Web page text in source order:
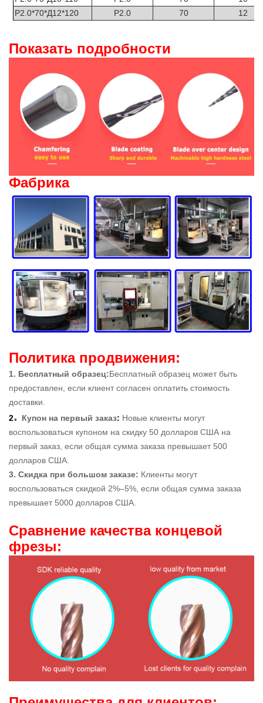
Р2.0*70*Д12*120
Р2.0 70 12
Показать подробности
Фабрика
Политика продвижения:
1. Бесплатный образец:Бесплатный образец может быть
предоставлен, если клиент согласен оплатить стоимость
доставки.
2. Купон на первый заказ: Новые клиенты могут
воспользоваться купоном на скидку 50 долларов США на
первый заказ, если общая сумма заказа превышает 500
долларов США.
3. Скидка при большом заказе: Клиенты могут
воспользоваться скидкой 2%–5%, если общая сумма заказа
превышает 5000 долларов США.
Сравнение качества концевой
фрезы: